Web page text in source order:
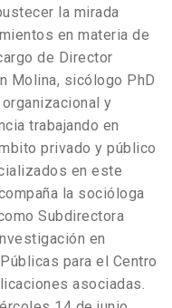
la mirada
en materia de
de Director
Molina, sicólogo PhD
y
trabajando en
privado y público
en este
la socióloga
Subdirectora
en
para el Centro
asociadas.